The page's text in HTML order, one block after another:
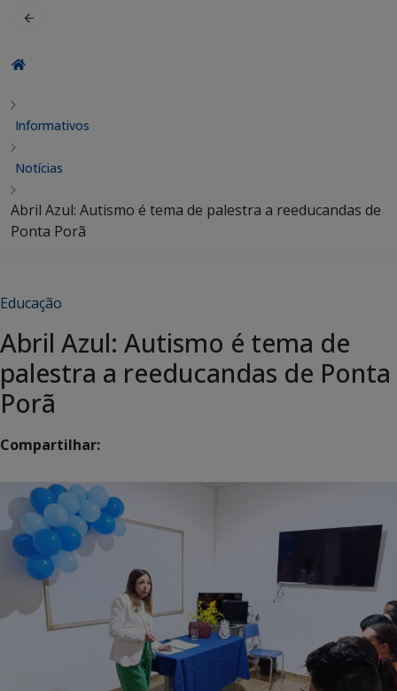
Informativos
Notícias
Abril Azul: Autismo é tema de palestra a reeducandas de
Ponta Porã
Educação
Abril Azul: Autismo é tema de
palestra a reeducandas de Ponta
Porã
Compartilhar: